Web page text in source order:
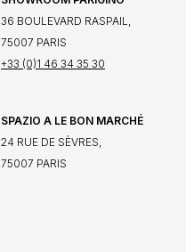
36 BOULEVARD RASPAIL,
75007 PARIS
+33 (0)1 46 34 35 30
SPAZIO A LE BON MARCHÉ
24 RUE DE SÈVRES,
75007 PARIS